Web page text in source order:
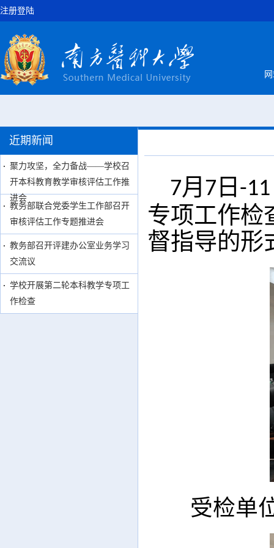
注册登陆
近期新闻
聚力攻坚，全力备战——学校召
开本科教育教学审核评估工作推
进会
教务部联合党委学生工作部召开
审核评估工作专题推进会
教务部召开评建办公室业务学习
交流议
学校开展第二轮本科教学专项工
作检查
7月 7 日 -11
专项工作检
督指导的形
受检单